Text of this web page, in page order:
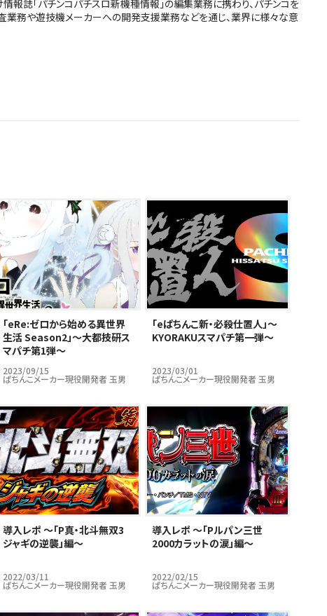
誌「パチンコパチスロ新機種情報」の編集業務に携わり、パチンコを
業務や遊技機メーカーへの開発支援業務などを通じ、業界に様々な意
｢eRe:ゼロから始める異世界
生活 Season2」～大都技研ス
マパチ第1弾～
2023/09/15
ぱちんこメーカー現役開発者 玉男
｢eぱちんこ新・必殺仕置人」～
KYORAKUスマパチ第一弾～
2023/03/01
ぱちんこメーカー現役開発者 玉男
導入レポ ～「P真・北斗無双3
ジャギの逆襲」編～
2022/03/11
ぱちんこメーカー現役開発者 玉男
導入レポ ～「Pルパン三世
2000カラットの涙」編～
2022/02/15
ぱちんこメーカー現役開発者 玉男